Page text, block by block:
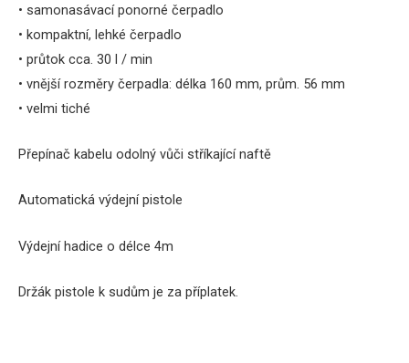
• samonasávací ponorné čerpadlo
• kompaktní, lehké čerpadlo
• průtok cca. 30 l / min
• vnější rozměry čerpadla: délka 160 mm, prům. 56 mm
• velmi tiché
Přepínač kabelu odolný vůči stříkající naftě
Automatická výdejní pistole
Výdejní hadice o délce 4m
Držák pistole k sudům je za příplatek.